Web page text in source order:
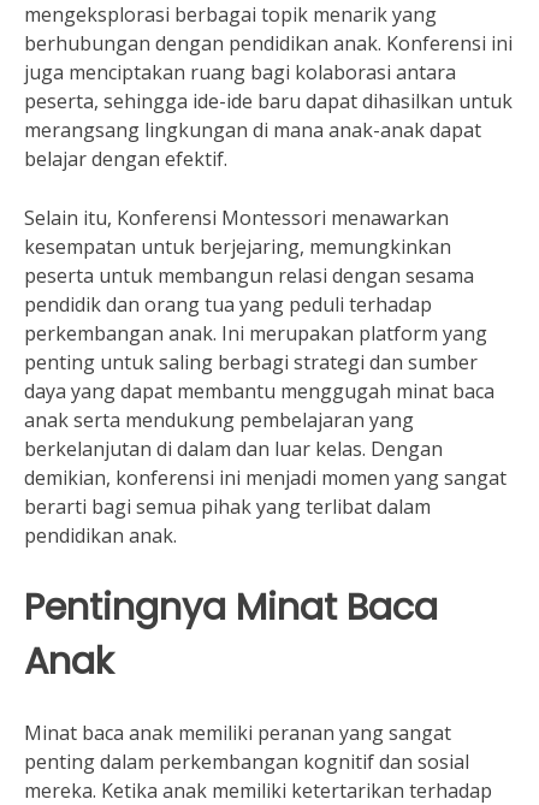
mengeksplorasi berbagai topik menarik yang
berhubungan dengan pendidikan anak. Konferensi ini
juga menciptakan ruang bagi kolaborasi antara
peserta, sehingga ide-ide baru dapat dihasilkan untuk
merangsang lingkungan di mana anak-anak dapat
belajar dengan efektif.
Selain itu, Konferensi Montessori menawarkan
kesempatan untuk berjejaring, memungkinkan
peserta untuk membangun relasi dengan sesama
pendidik dan orang tua yang peduli terhadap
perkembangan anak. Ini merupakan platform yang
penting untuk saling berbagi strategi dan sumber
daya yang dapat membantu menggugah minat baca
anak serta mendukung pembelajaran yang
berkelanjutan di dalam dan luar kelas. Dengan
demikian, konferensi ini menjadi momen yang sangat
berarti bagi semua pihak yang terlibat dalam
pendidikan anak.
Pentingnya Minat Baca
Anak
Minat baca anak memiliki peranan yang sangat
penting dalam perkembangan kognitif dan sosial
mereka. Ketika anak memiliki ketertarikan terhadap